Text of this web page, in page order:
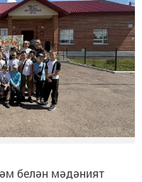
белән мәдәният